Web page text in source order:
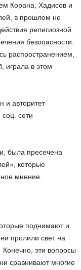
Корана, Хадисов и
в прошлом не
религиозной
безопасности.
распространением,
играла в этом
и авторитет
сети
была пресечена
которые
мнение.
поднимают и
пролили свет на
эти вопросы
сравнивают многие